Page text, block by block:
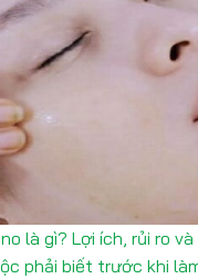
là gì? Lợi ích, rủi ro
phải biết trước khi